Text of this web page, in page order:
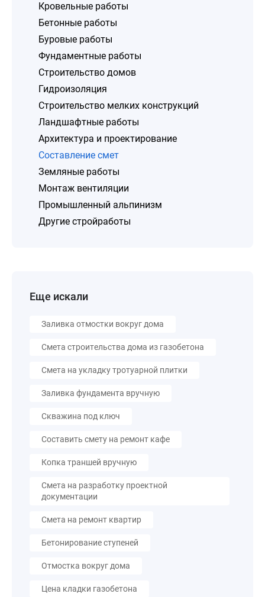
Кровельные работы
Бетонные работы
Буровые работы
Фундаментные работы
Строительство домов
Гидроизоляция
Строительство мелких конструкций
Ландшафтные работы
Архитектура и проектирование
Составление смет
Земляные работы
Монтаж вентиляции
Промышленный альпинизм
Другие стройработы
Еще искали
Заливка отмостки вокруг дома
Смета строительства дома из газобетона
Смета на укладку тротуарной плитки
Заливка фундамента вручную
Скважина под ключ
Составить смету на ремонт кафе
Копка траншей вручную
Смета на разработку проектной
документации
Смета на ремонт квартир
Бетонирование ступеней
Отмостка вокруг дома
Цена кладки газобетона